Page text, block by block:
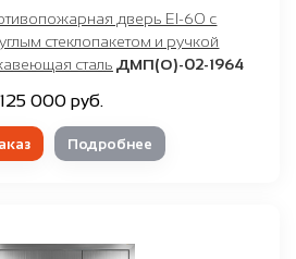
дверь EI-60 с
стеклопакетом и ручкой
сталь ДМП(О)-02-1964
125 000 руб.
Подробнее